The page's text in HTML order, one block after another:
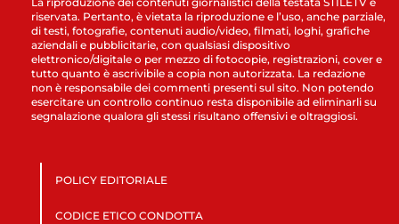
riservata. Pertanto, è vietata la riproduzione e l’uso, anche parziale,
di testi, fotografie, contenuti audio/video, filmati, loghi, grafiche
aziendali e pubblicitarie, con qualsiasi dispositivo
elettronico/digitale o per mezzo di fotocopie, registrazioni, cover e
tutto quanto è ascrivibile a copia non autorizzata. La redazione
non è responsabile dei commenti presenti sul sito. Non potendo
esercitare un controllo continuo resta disponibile ad eliminarli su
segnalazione qualora gli stessi risultano offensivi e oltraggiosi.
POLICY EDITORIALE
CODICE ETICO CONDOTTA